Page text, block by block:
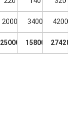
2000 3400 4200
25000 15800 27420